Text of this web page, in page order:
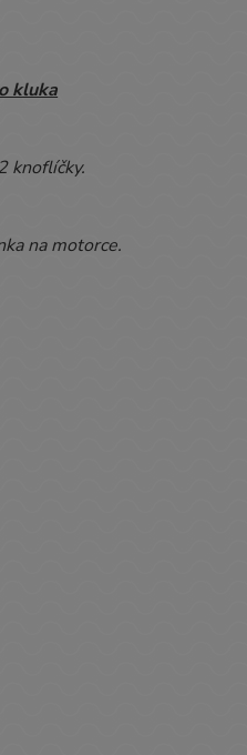
kluka
knoflíčky.
na motorce.